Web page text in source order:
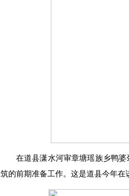
在道县潇水河审章塘瑶族乡鸭
筑的前期准备工作。这是道县今年在